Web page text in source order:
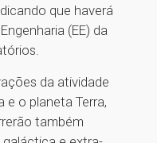
que haverá
(EE) da
da atividade
e o planeta Terra,
também